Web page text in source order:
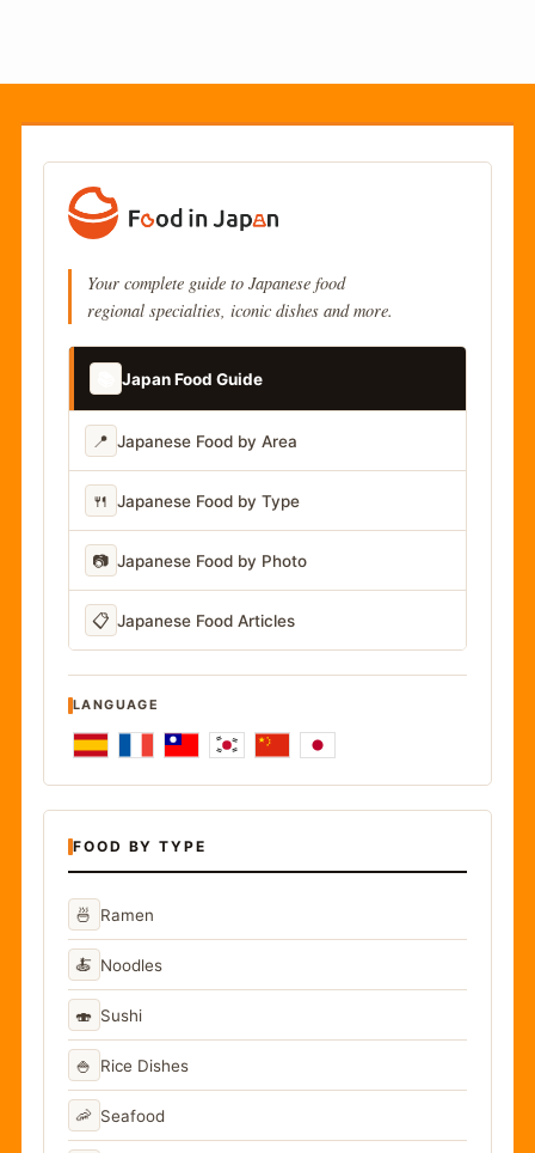
Your complete guide to Japanese food
regional specialties, iconic dishes and more.
Japan Food Guide
📍 Japanese Food by Area
🍴 Japanese Food by Type
📷 Japanese Food by Photo
📋 Japanese Food Articles
LANGUAGE
FOOD BY TYPE
🍜 Ramen
🍝 Noodles
🍣 Sushi
🍚 Rice Dishes
🦐 Seafood